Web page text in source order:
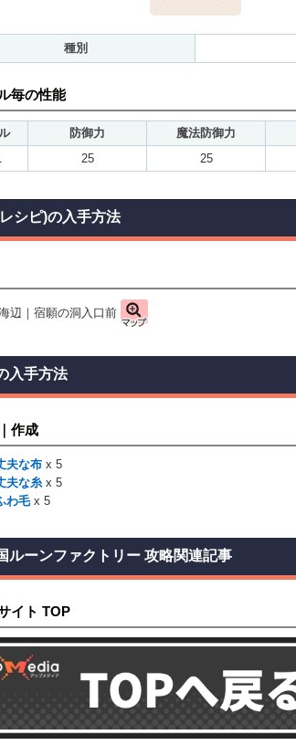
種別
毎の性能
防御力 魔法防御力
25 25
シピ)の入手方法
辺｜宿願の洞入口前
入手方法
作成
夫な布 x 5
夫な糸x 5
わ毛x 5
ルーンファクトリー 攻略関連記事
イト TOP